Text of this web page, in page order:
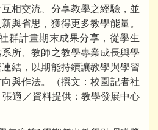
相交流、分享教學之經驗，並
與省思，獲得更多教學能量。
群計畫期末成果分享，從學生
所、教師之教學專業成長與學
結，以期能持續讓教學與學習
與作法。（撰文：校園記者社
適／資料提供：教學發展中心